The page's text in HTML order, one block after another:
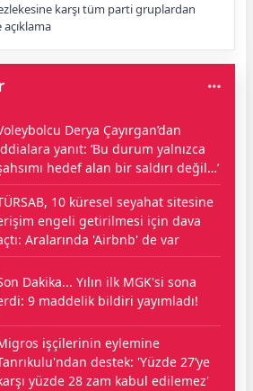
karşı tüm parti gruplardan
açıklama
Derya Çayırgan’dan
yanıt: ‘Bu durum yalnızca
hedef alan bir saldırı değil…’
10 küresel seyahat sitesine
engeli getirilmesi için dava
Aralarında 'Airbnb' de var
Dakika... Yılın ilk MGK'si sona
9 maddelik bildiri yayımladı!
işçilerinin eylemine
destek: 'Yüzde 27’ye
yüzde 28 zam kabul edilemez'